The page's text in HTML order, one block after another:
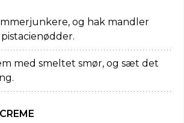
og hak mandler
med smeltet smør, og sæt det